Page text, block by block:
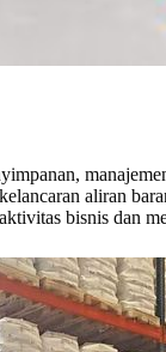
aliran
bisnis dan